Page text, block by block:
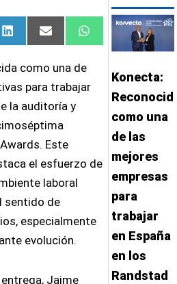
Compartir
en
LinkedInCompartir
en
Email
Compartir
en
WhatsApp
como una de
para trabajar
la auditoría y
Este
el esfuerzo de
laboral
sentido de
especialmente
evolución.
Jaime
Konecta:
como una
de las
mejores
empresas
para
trabajar
en España
en los
Randstad